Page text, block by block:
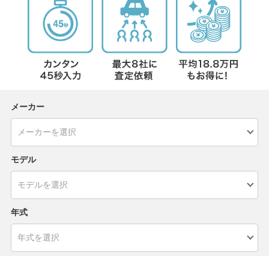
メーカー
モデル
年式